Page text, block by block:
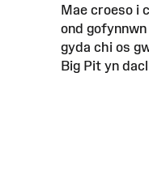
Mae croeso i
ond
gyda chi os
Big Pit yn